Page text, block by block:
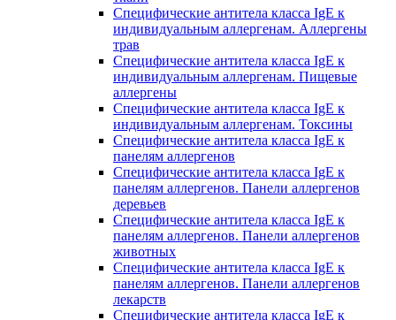
Специфические антитела класса IgE к
индивидуальным аллергенам. Аллергены
трав
Специфические антитела класса IgE к
индивидуальным аллергенам. Пищевые
аллергены
Специфические антитела класса IgE к
индивидуальным аллергенам. Токсины
Специфические антитела класса IgE к
панелям аллергенов
Специфические антитела класса IgE к
панелям аллергенов. Панели аллергенов
деревьев
Специфические антитела класса IgE к
панелям аллергенов. Панели аллергенов
животных
Специфические антитела класса IgE к
панелям аллергенов. Панели аллергенов
лекарств
Специфические антитела класса IgE к